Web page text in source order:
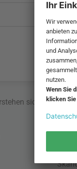
sich inklusive